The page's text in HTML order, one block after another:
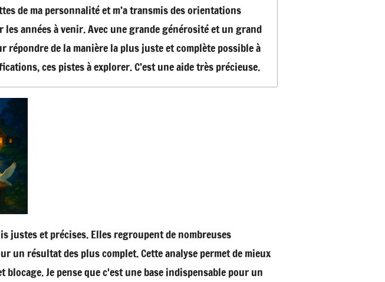
de ma personnalité et m’a transmis des orientations
années à venir. Avec une grande générosité et un grand
de la manière la plus juste et complète possible à
ces pistes à explorer. C’est une aide très précieuse.
justes et précises. Elles regroupent de nombreuses
résultat des plus complet. Cette analyse permet de mieux
Je pense que c'est une base indispensable pour un